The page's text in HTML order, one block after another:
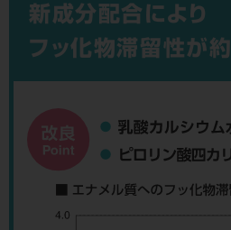
新成分配合により
フッ化物滞留性が約